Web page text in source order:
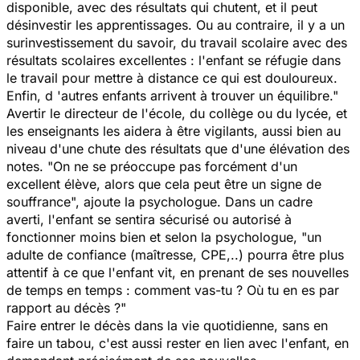
disponible, avec des résultats qui chutent, et il peut
désinvestir les apprentissages. Ou au contraire, il y a un
surinvestissement du savoir, du travail scolaire avec des
résultats scolaires excellentes : l'enfant se réfugie dans
le travail pour mettre à distance ce qui est douloureux.
Enfin, d 'autres enfants arrivent à trouver un équilibre."
Avertir le directeur de l'école, du collège ou du lycée, et
les enseignants les aidera à être vigilants, aussi bien au
niveau d'une chute des résultats que d'une élévation des
notes. "On ne se préoccupe pas forcément d'un
excellent élève, alors que cela peut être un signe de
souffrance", ajoute la psychologue. Dans un cadre
averti, l'enfant se sentira sécurisé ou autorisé à
fonctionner moins bien et selon la psychologue, "un
adulte de confiance (maîtresse, CPE,..) pourra être plus
attentif à ce que l'enfant vit, en prenant de ses nouvelles
de temps en temps : comment vas-tu ? Où tu en es par
rapport au décès ?"
Faire entrer le décès dans la vie quotidienne, sans en
faire un tabou, c'est aussi rester en lien avec l'enfant, en